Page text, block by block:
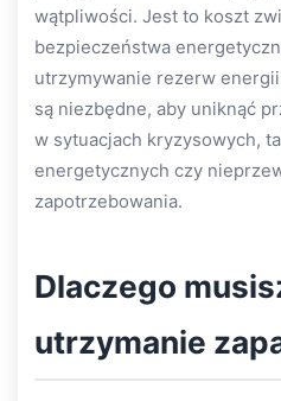
wątpliwości. Jest to koszt
bezpieczeństwa
utrzymywanie rezerw
są niezbędne, aby uniknąć
w sytuacjach kryzysowych,
energetycznych czy
zapotrzebowania.
Dlaczego
utrzymanie